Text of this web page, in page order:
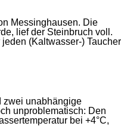
Messinghausen. Die
lief der Steinbruch voll.
(Kaltwasser-) Taucher
zwei unabhängige
unproblematisch: Den
bei +4°C,